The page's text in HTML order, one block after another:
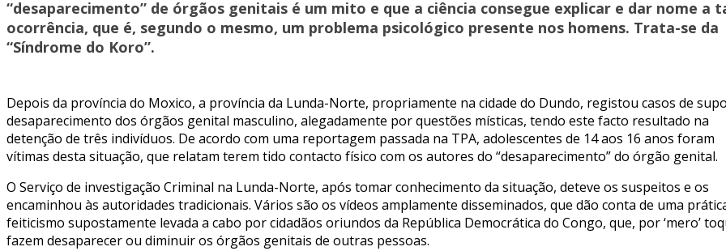
“desaparecimento” de órgãos genitais é um mito e que a ciência consegue explicar e dar nome a
ocorrência, que é, segundo o mesmo, um problema psicológico presente nos homens. Trata-se da
“Síndrome do Koro”.
Depois da província do Moxico, a província da Lunda-Norte, propriamente na cidade do Dundo, registou casos de
desaparecimento dos órgãos genital masculino, alegadamente por questões místicas, tendo este facto resultado na
detenção de três indivíduos. De acordo com uma reportagem passada na TPA, adolescentes de 14 aos 16 anos foram
vítimas desta situação, que relatam terem tido contacto físico com os autores do “desaparecimento” do órgão genital.
O Serviço de investigação Criminal na Lunda-Norte, após tomar conhecimento da situação, deteve os suspeitos e os
encaminhou às autoridades tradicionais. Vários são os vídeos amplamente disseminados, que dão conta de uma
feiticismo supostamente levada a cabo por cidadãos oriundos da República Democrática do Congo, que, por ‘mero’
fazem desaparecer ou diminuir os órgãos genitais de outras pessoas.